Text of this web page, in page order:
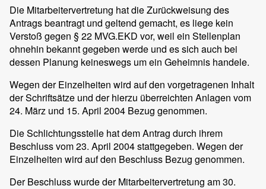
Die Mitarbeitervertretung hat die Zurückweisung des
Antrags beantragt und geltend gemacht, es liege kein
Verstoß gegen § 22 MVG.EKD vor, weil ein Stellenplan
ohnehin bekannt gegeben werde und es sich auch bei
dessen Planung keineswegs um ein Geheimnis handele.
Wegen der Einzelheiten wird auf den vorgetragenen Inhalt
der Schriftsätze und der hierzu überreichten Anlagen vom
24. März und 15. April 2004 Bezug genommen.
Die Schlichtungsstelle hat dem Antrag durch ihrem
Beschluss vom 23. April 2004 stattgegeben. Wegen der
Einzelheiten wird auf den Beschluss Bezug genommen.
Der Beschluss wurde der Mitarbeitervertretung am 30.